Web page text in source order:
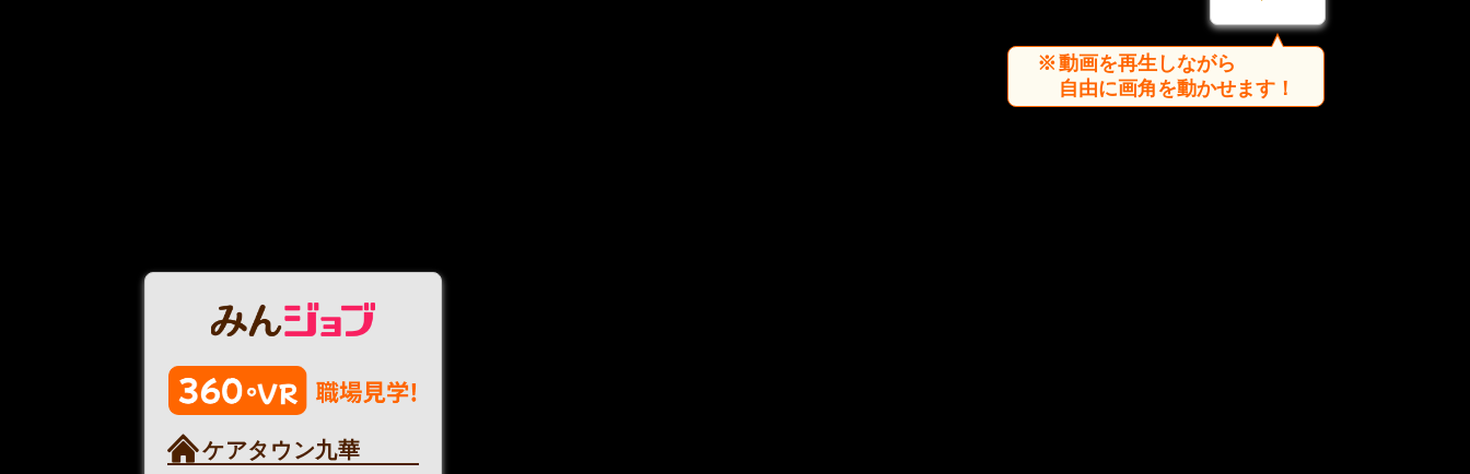
ケアタウン九華
動画を再生しながら
自由に画角を動かせます！